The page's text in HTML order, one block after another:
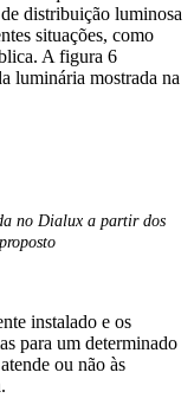
distribuição luminosa
situações, como
A figura 6
luminária mostrada na
no Dialux a partir dos
instalado e os
para um determinado
ou não às